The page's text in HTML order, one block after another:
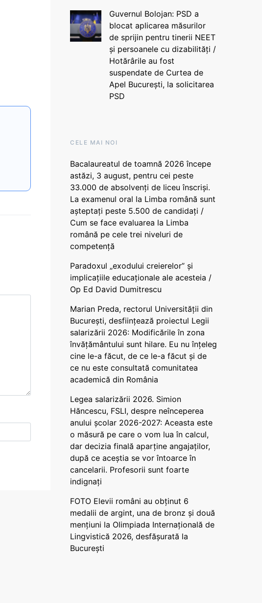
Guvernul Bolojan: PSD a
blocat aplicarea măsurilor
de sprijin pentru tinerii NEET
și persoanele cu dizabilități /
Hotărârile au fost
suspendate de Curtea de
Apel București, la solicitarea
PSD
CELE MAI NOI
Bacalaureatul de toamnă 2026 începe
astăzi, 3 august, pentru cei peste
33.000 de absolvenți de liceu înscriși.
La examenul oral la Limba română sunt
așteptați peste 5.500 de candidați /
Cum se face evaluarea la Limba
română pe cele trei niveluri de
competență
Paradoxul „exodului creierelor” și
implicațiile educaționale ale acesteia /
Op Ed David Dumitrescu
Marian Preda, rectorul Universității din
București, desființează proiectul Legii
salarizării 2026: Modificările în zona
învățământului sunt hilare. Eu nu înțeleg
cine le-a făcut, de ce le-a făcut și de
ce nu este consultată comunitatea
academică din România
Legea salarizării 2026. Simion
Hăncescu, FSLI, despre neînceperea
anului școlar 2026-2027: Aceasta este
o măsură pe care o vom lua în calcul,
dar decizia finală aparține angajaților,
după ce aceștia se vor întoarce în
cancelarii. Profesorii sunt foarte
indignați
FOTO Elevii români au obținut 6
medalii de argint, una de bronz și două
mențiuni la Olimpiada Internațională de
Lingvistică 2026, desfășurată la
București